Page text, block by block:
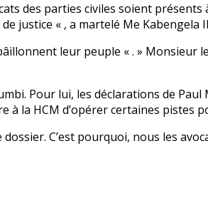
des parties civiles soient
justice « , a martelé Me Kabengela
leur peuple « . »
Pour lui, les déclarations de Paul
à la HCM d’opérer certaines pistes
C’est pourquoi, nous les